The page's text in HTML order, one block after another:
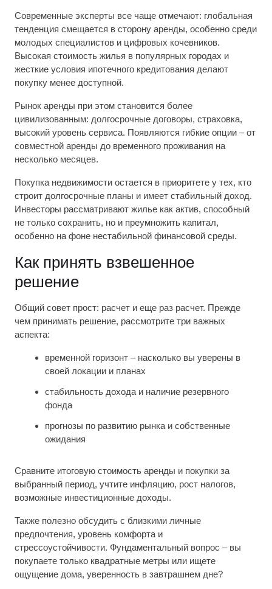
Современные эксперты все чаще отмечают: глобальная
тенденция смещается в сторону аренды, особенно среди
молодых специалистов и цифровых кочевников.
Высокая стоимость жилья в популярных городах и
жесткие условия ипотечного кредитования делают
покупку менее доступной.
Рынок аренды при этом становится более
цивилизованным: долгосрочные договоры, страховка,
высокий уровень сервиса. Появляются гибкие опции – от
совместной аренды до временного проживания на
несколько месяцев.
Покупка недвижимости остается в приоритете у тех, кто
строит долгосрочные планы и имеет стабильный доход.
Инвесторы рассматривают жилье как актив, способный
не только сохранить, но и преумножить капитал,
особенно на фоне нестабильной финансовой среды.
Как принять взвешенное
решение
Общий совет прост: расчет и еще раз расчет. Прежде
чем принимать решение, рассмотрите три важных
аспекта:
временной горизонт – насколько вы уверены в
своей локации и планах
стабильность дохода и наличие резервного
фонда
прогнозы по развитию рынка и собственные
ожидания
Сравните итоговую стоимость аренды и покупки за
выбранный период, учтите инфляцию, рост налогов,
возможные инвестиционные доходы.
Также полезно обсудить с близкими личные
предпочтения, уровень комфорта и
стрессоустойчивости. Фундаментальный вопрос – вы
покупаете только квадратные метры или ищете
ощущение дома, уверенность в завтрашнем дне?